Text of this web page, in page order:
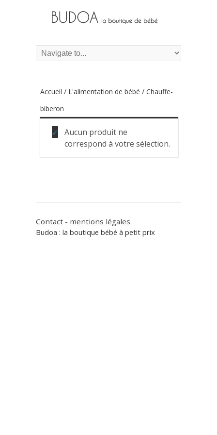
Accueil / L'alimentation de bébé / Chauffe-
biberon
Aucun produit ne
correspond à votre sélection.
Contact- mentions légales
Budoa : la boutique bébé à petit prix